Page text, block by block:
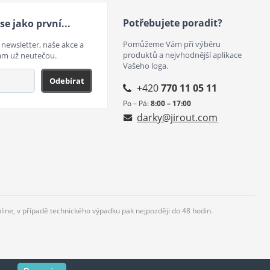
jako první...
naše akce a
už neutečou.
Odebírat
Potřebujete poradit?
Pomůžeme Vám při výběru
produktů a nejvhodnější aplikace
Vašeho loga.
+420770 11 05 11
Po – Pá:8:00 – 17:00
darky@jirout.com
v případě technického výpadku pak nejpozději do 48 hodin.